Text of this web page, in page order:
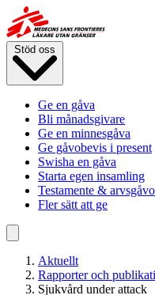
Hoppa
till
huvudinnehåll
Stöd oss
Ge en gåva
Bli månadsgivare
Ge en minnesgåva
Ge gåvobevis i present
Swisha en gåva
Starta egen insamling
Testamente &
Fler sätt att ge
Aktuellt
Rapporter och
Sjukvård under attack